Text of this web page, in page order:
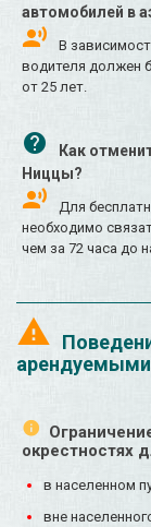
автомобилей в
В
водителя должен
от 25 лет.
Как
Ниццы?
Для
необходимо
чем за 72 часа до
окрестностях
в населенном
вне